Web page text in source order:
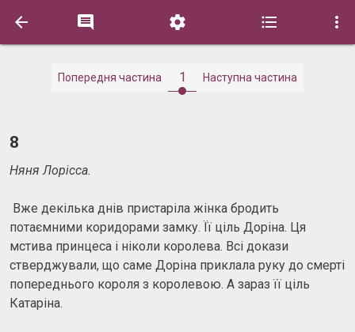
    
Попередня частина 1 Наступна частина
8
Няня Лорісса.
Вже декілька днів пристаріла жінка бродить
потаємними коридорами замку. Її ціль Доріна. Ця
мстива принцеса і ніколи королева. Всі докази
стверджували, що саме Доріна приклала руку до смерті
попереднього короля з королевою. А зараз її ціль
Катаріна.